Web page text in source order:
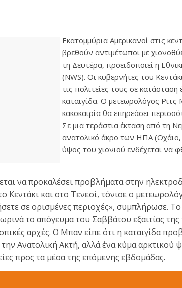
Εκατομμύρια Αμερικανοί στις
βρεθούν αντιμέτωποι με
τη Δευτέρα, προειδοποιεί η
(NWS). Οι κυβερνήτες του
τις πολιτείες τους σε
καταιγίδα. Ο μετεωρολόγος
κακοκαιρία θα επηρεάσει
Σε μια τεράστια έκταση από τη
ανατολικό άκρο των ΗΠΑ (Οχάιο,
ύψος του χιονιού ενδέχεται να
να προκαλέσει προβλήματα στην
Κεντάκι και στο Τενεσί, τόνισε ο
σε ορισμένες περιοχές», συμπλήρωσε.
το απόγευμα του Σαββάτου εξαιτίας
αρχές. Ο Μπαν είπε ότι η καταιγίδα
Ανατολική Ακτή, αλλά ένα κύμα αρκτικού
προς τα μέσα της επόμενης εβδομάδας.